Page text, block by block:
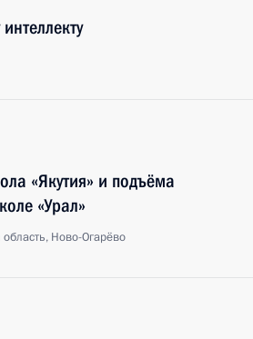
«Якутия» и подъёма
«Урал»
Ново-Огарёво